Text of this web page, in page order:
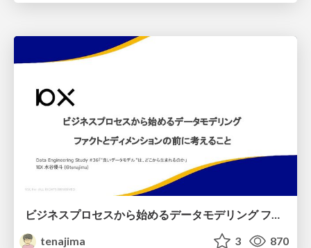
ビジネスプロセスから始めるデータモデリング ファクトとディメンションの前に考えること
tenajima
3 870